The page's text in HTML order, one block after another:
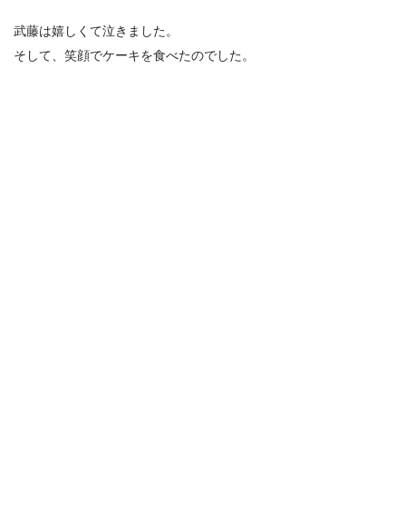
武藤は嬉しくて泣きました。
そして、笑顔でケーキを食べたのでした。